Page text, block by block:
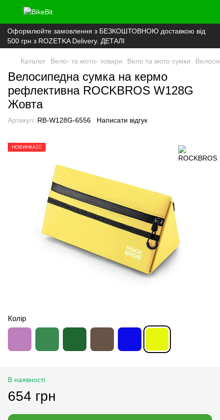
Оформлюйте замовлення з БЕЗКОШТОВНОЮ доставкою від
500 грн з ROZETKA Delivery. ДЕТАЛІ
Каталог Вело- та мото- товари Вело та мото сумки
Велосипедна сумка на кермо
рефлективна ROCKBROS W128G
Жовта
Артикул: RB-W128G-6556 Написати відгук
НОВИНКА🚴‍♂️
Колір
В наявності
654 грн